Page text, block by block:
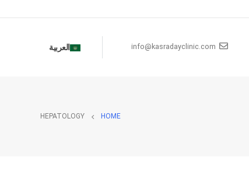
info@kasradayclinic.com العربية
HOME
HEPATOLOGY